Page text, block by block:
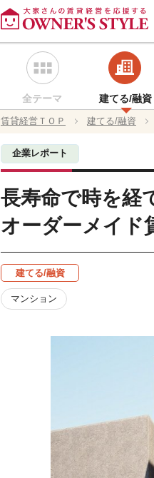
全テーマ 建てる/融資
賃貸経営ＴＯＰ 建てる/融資
企業レポート
長寿命で時を経
オーダーメイド
建てる/融資
マンション